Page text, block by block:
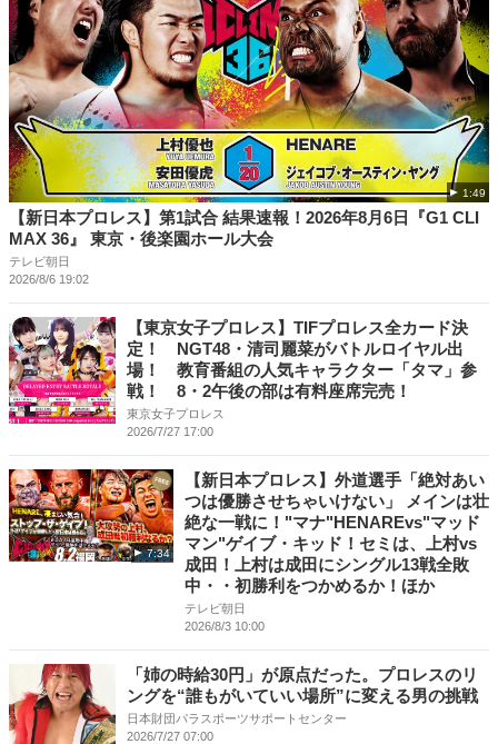
1:49
【新日本プロレス】第1試合 結果速報！2026年8月6日『G1 CLI
MAX 36』 東京・後楽園ホール大会
テレビ朝日
2026/8/6 19:02
【東京女子プロレス】TIFプロレス全カード決
定！ NGT48・清司麗菜がバトルロイヤル出
場！ 教育番組の人気キャラクター「タマ」参
戦！ 8・2午後の部は有料座席完売！
東京女子プロレス
2026/7/27 17:00
7:34
【新日本プロレス】外道選手「絶対あい
つは優勝させちゃいけない」 メインは壮
絶な一戦に！"マナ"HENAREvs"マッド
マン"ゲイブ・キッド！セミは、上村vs
成田！上村は成田にシングル13戦全敗
中・・初勝利をつかめるか！ほか
テレビ朝日
2026/8/3 10:00
「姉の時給30円」が原点だった。プロレスのリ
ングを“誰もがいていい場所”に変える男の挑戦
日本財団パラスポーツサポートセンター
2026/7/27 07:00